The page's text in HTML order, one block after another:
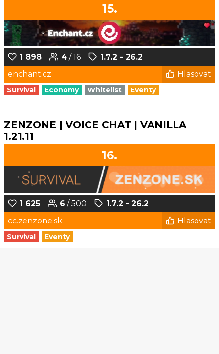
15.
1 898 4 / 16
1.7.2 - 26.2
enchant.cz
Hlasovat
Survival Economy Whitelist Eventy
ZENZONE | VOICE CHAT | VANILLA
1.21.11
16.
1 625 6 / 500
1.7.2 - 26.2
cc.zenzone.sk
Hlasovat
Survival Eventy